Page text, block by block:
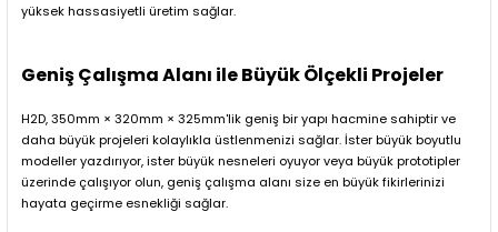
yüksek hassasiyetli üretim sağlar.
Geniş Çalışma Alanı ile Büyük Ölçekli Projeler
H2D, 350mm × 320mm × 325mm'lik geniş bir yapı hacmine sahiptir ve
daha büyük projeleri kolaylıkla üstlenmenizi sağlar. İster büyük boyutlu
modeller yazdırıyor, ister büyük nesneleri oyuyor veya büyük prototipler
üzerinde çalışıyor olun, geniş çalışma alanı size en büyük fikirlerinizi
hayata geçirme esnekliği sağlar.